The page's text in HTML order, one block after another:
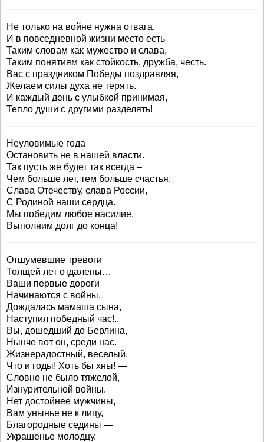
Не только на войне нужна отвага,
И в повседневной жизни место есть
Таким словам как мужество и слава,
Таким понятиям как стойкость, дружба, честь.
Вас с праздником Победы поздравляя,
Желаем силы духа не терять.
И каждый день с улыбкой принимая,
Тепло души с другими разделять!
Неуловимые года
Остановить не в нашей власти.
Так пусть же будет так всегда –
Чем больше лет, тем больше счастья.
Слава Отечеству, слава России,
С Родиной наши сердца.
Мы победим любое насилие,
Выполним долг до конца!
Отшумевшие тревоги
Толщей лет отдалены…
Ваши первые дороги
Начинаются с войны.
Дождалась мамаша сына,
Наступил победный час!..
Вы, дошедший до Берлина,
Нынче вот он, среди нас.
Жизнерадостный, веселый,
Что и годы! Хоть бы хны! —
Словно не было тяжелой,
Изнурительной войны.
Нет достойнее мужчины,
Вам унынье не к лицу,
Благородные седины —
Украшенье молодцу.